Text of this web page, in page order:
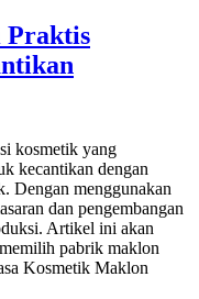
Praktis
kosmetik yang
kecantikan dengan
Dengan menggunakan
dan pengembangan
Artikel ini akan
pabrik maklon
Kosmetik Maklon